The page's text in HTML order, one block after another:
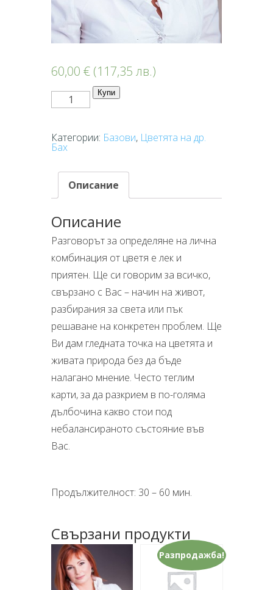
60,00 € (117,35 лв.)
количество
Първоначална
Купи
Категории: Базови, Цветята на др.
Бах
Описание
Описание
Разговорът за определяне на лична
комбинация от цветя е лек и
приятен. Ще си говорим за всичко,
свързано с Вас – начин на живот,
разбирания за света или пък
решаване на конкретен проблем. Ще
Ви дам гледната точка на цветята и
живата природа без да бъде
налагано мнение. Често теглим
карти, за да разкрием в по-голяма
дълбочина какво стои под
небалансираното състояние във
Вас.
Продължителност: 30 – 60 мин.
Свързани продукти
Разпродажба!